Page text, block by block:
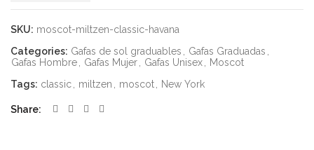
SKU: moscot-miltzen-classic-havana
Categories: Gafas de sol graduables Gafas Graduadas
Gafas Hombre
Gafas Mujer Gafas Unisex
Moscot
Tags: classic miltzen moscot New York
Share